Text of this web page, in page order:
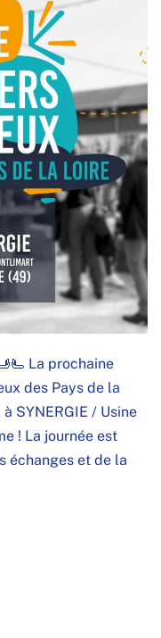
La prochaine
des Pays de la
SYNERGIE / Usine
! La journée est
échanges et de la